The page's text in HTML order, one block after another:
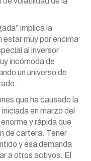
implica la
estar muy por encima
al inversor
incómoda de
un universo de
que ha causado la
en marzo del
y rápida que
de cartera. Tener
y esa demanda
a otros activos. El